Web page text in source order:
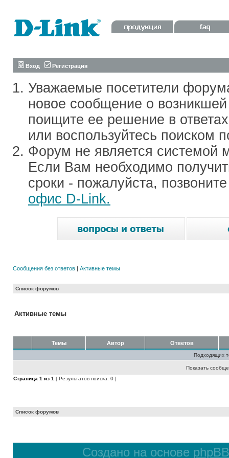
Вход Регистрация
Уважаемые посетители
новое сообщение о
поищите ее решение в
или воспользуйтесь поиском
Форум не является системой
Если Вам необходимо
сроки - пожалуйста,
офис D-Link.
Сообщения без ответов | Активные темы
Список форумов
Активные темы
Темы Автор Ответов
Подходящих
Показать
Страница 1 из 1 [ Результатов поиска: 0 ]
Список форумов
Создано на основе phpBB